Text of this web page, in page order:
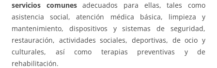
servicios comunesadecuados para ellas, tales como
asistencia social, atención médica básica, limpieza y
mantenimiento, dispositivos y sistemas de seguridad,
restauración, actividades sociales, deportivas, de ocio y
culturales, así como terapias preventivas y de
rehabilitación.